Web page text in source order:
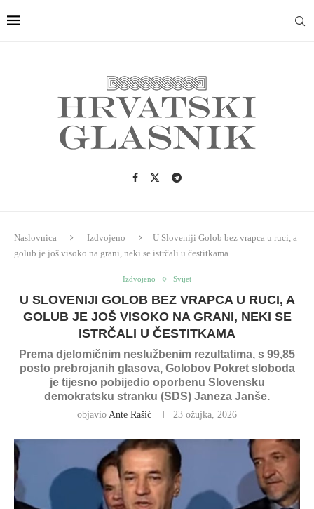
Naslovnica Izdvojeno
U Sloveniji Golob bez vrapca u ruci, a
golub je još visoko na grani, neki se istrčali u čestitkama
Izdvojeno Svijet
U SLOVENIJI GOLOB BEZ VRAPCA U RUCI, A
GOLUB JE JOŠ VISOKO NA GRANI, NEKI SE
ISTRČALI U ČESTITKAMA
Prema djelomičnim neslužbenim rezultatima, s 99,85
posto prebrojanih glasova, Golobov Pokret sloboda
je tijesno pobijedio oporbenu Slovensku
demokratsku stranku (SDS) Janeza Janše.
objavio Ante Rašić 23 ožujka, 2026